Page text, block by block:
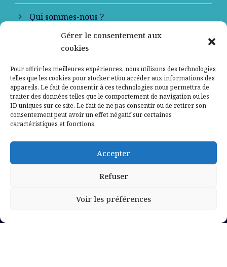
Gérer le consentement aux
cookies
Pour offrir les meilleures expériences, nous utilisons des technologies
telles que les cookies pour stocker et/ou accéder aux informations des
appareils. Le fait de consentir à ces technologies nous permettra de
traiter des données telles que le comportement de navigation ou les
ID uniques sur ce site. Le fait de ne pas consentir ou de retirer son
consentement peut avoir un effet négatif sur certaines
caractéristiques et fonctions.
Accepter
Refuser
Voir les préférences
Qui sommes-nous ?
Contactez-nous
Mentions légales
Politique de confidentialité